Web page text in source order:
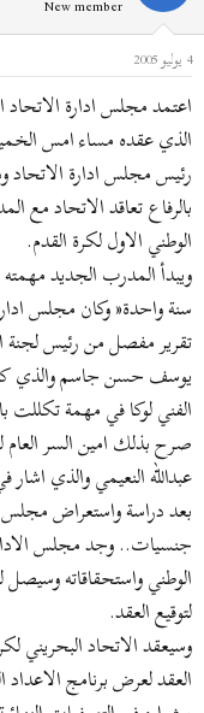
ل
م
و
ض
ع
ل
د
ء
New member
4 يوليو 2005
اعتمد مجلس ادارة الاتحاد
‬الذي‮ ‬عقده مساء امس
رئيس مجلس ادارة الاتحاد
بالرفاع تعاقد الاتحاد مع
الوطني‮ ‬الاول لكرة القدم‮.‬
ويبدأ المدرب الجديد مهمته
سنة واحدة‮« ‬وكان مجلس
تقرير مفصل من رئيس لجنة
‬يوسف حسن جاسم والذي‮
الفني‮ ‬لوكا في‮ ‬مهمة تكللت
صرح بذلك امين السر العام
عبدالله النعيمي‮ ‬والذي‮
بعد دراسة واستعراض مجلس
جنسيات‮.. ‬وجد مجلس
الوطني‮ ‬واستحقاقاته
لتوقيع العقد‮.‬
وسيعقد الاتحاد البحريني‮
العقد لعرض برنامج